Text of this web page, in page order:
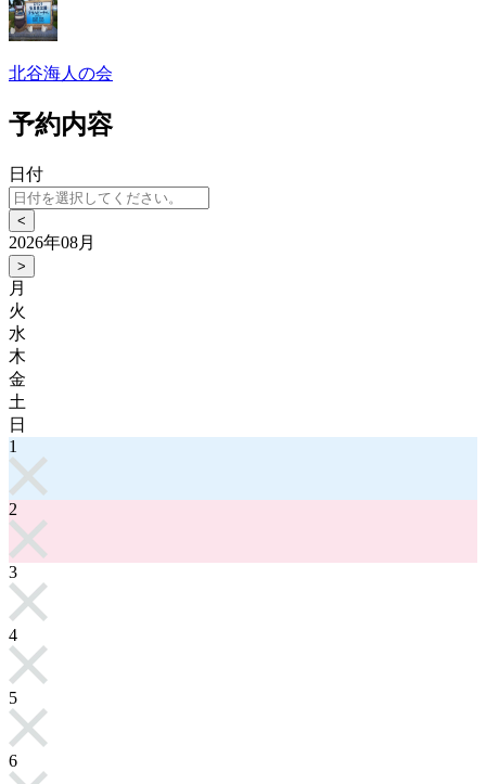
北谷海人の会
予約内容
日付
<
2026年08月
>
月
火
水
木
金
土
日
1
2
3
4
5
6